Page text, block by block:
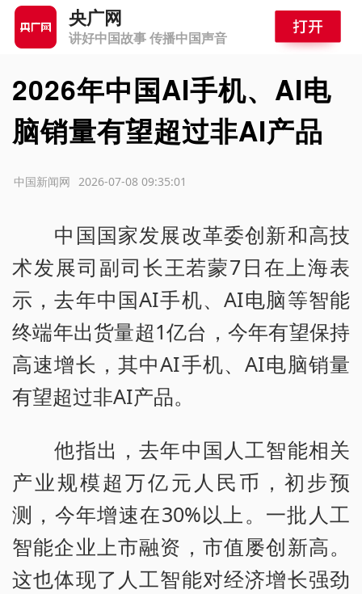
央广网
讲好中国故事 传播中国声音
2026年中国AI手机、AI电
脑销量有望超过非AI产品
2026-07-08 09:35:01
中国新闻网
中国国家发展改革委创新和高技
术发展司副司长王若蒙7日在上海表
示，去年中国AI手机、AI电脑等智能
终端年出货量超1亿台，今年有望保持
高速增长，其中AI手机、AI电脑销量
有望超过非AI产品。
他指出，去年中国人工智能相关
产业规模超万亿元人民币，初步预
测，今年增速在30%以上。一批人工
智能企业上市融资，市值屡创新高。
这也体现了人工智能对经济增长强劲